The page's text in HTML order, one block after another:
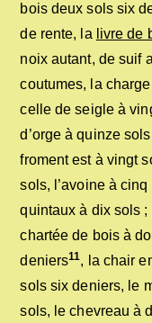
bois deux sols six
de rente, la livre de
noix autant, de suif
coutumes, la
celle de seigle à
d’orge à quinze
froment est à vingt
sols, l’avoine à
quintaux à dix sols
chartée de bois à
deniers11, la chair
sols six deniers, le
sols, le chevreau à